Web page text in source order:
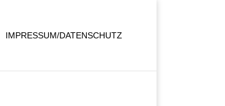
IMPRESSUM/DATENSCHUTZ